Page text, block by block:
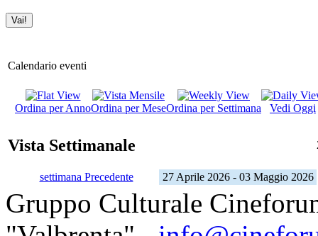
Calendario eventi
Ordina per AnnoOrdina per MeseOrdina per Settimana Vedi Oggi
Vista Settimanale
settimana Precedente 27 Aprile 2026 - 03 Maggio 2026
Gruppo Culturale